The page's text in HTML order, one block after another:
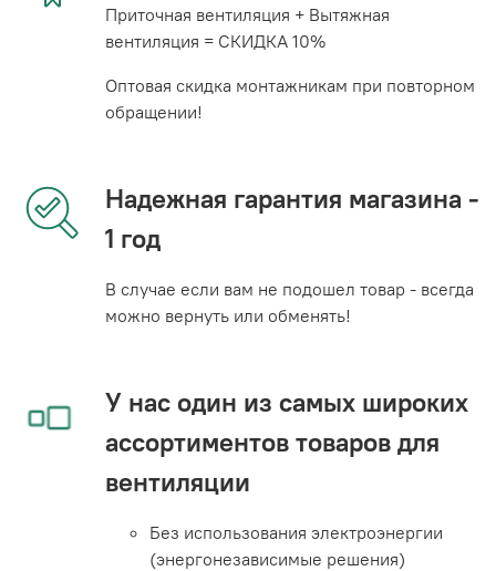
Приточная вентиляция + Вытяжная
вентиляция = СКИДКА 10%
Оптовая скидка монтажникам при повторном
обращении!
Надежная гарантия магазина -
1 год
В случае если вам не подошел товар - всегда
можно вернуть или обменять!
У нас один из самых широких
ассортиментов товаров для
вентиляции
Без использования электроэнергии
(энергонезависимые решения)